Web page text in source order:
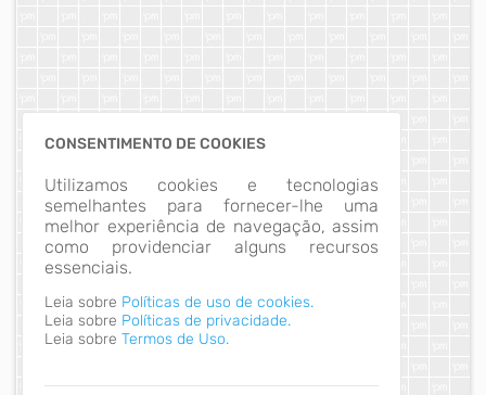
CONSENTIMENTO DE COOKIES
Utilizamos cookies e tecnologias
semelhantes para fornecer-lhe uma
melhor experiência de navegação, assim
como providenciar alguns recursos
essenciais.
Leia sobre Políticas de uso de cookies.
Leia sobre Políticas de privacidade.
Leia sobre Termos de Uso.